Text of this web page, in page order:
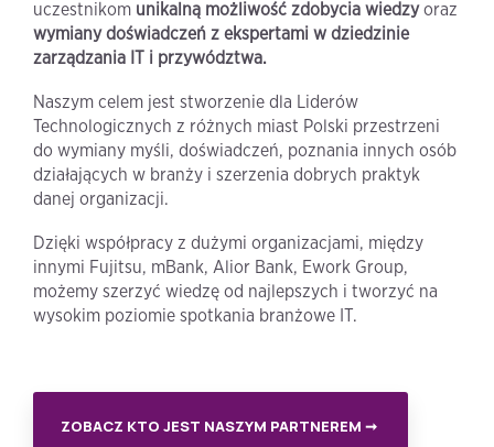
uczestnikom unikalną możliwość zdobycia wiedzyoraz
wymiany doświadczeń z ekspertami w dziedzinie
zarządzania IT i przywództwa.
Naszym celem jest stworzenie dla Liderów
Technologicznych z różnych miast Polski przestrzeni
do wymiany myśli, doświadczeń, poznania innych osób
działających w branży i szerzenia dobrych praktyk
danej organizacji.
Dzięki współpracy z dużymi organizacjami, między
innymi Fujitsu, mBank, Alior Bank, Ework Group,
możemy szerzyć wiedzę od najlepszych i tworzyć na
wysokim poziomie spotkania branżowe IT.
ZOBACZ KTO JEST NASZYM PARTNEREM ➞